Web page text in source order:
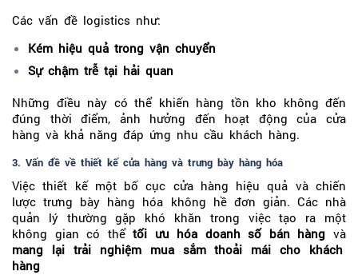
Các vấn đề logistics như:
Kém hiệu quả trong vận chuyển
Sự chậm trễ tại hải quan
Những điều này có thể khiến hàng tồn kho không đến
đúng thời điểm, ảnh hưởng đến hoạt động của cửa
hàng và khả năng đáp ứng nhu cầu khách hàng.
3. Vấn đề về thiết kế cửa hàng và trưng bày hàng hóa
Việc thiết kế một bố cục cửa hàng hiệu quả và chiến
lược trưng bày hàng hóa không hề đơn giản. Các nhà
quản lý thường gặp khó khăn trong việc tạo ra một
không gian có thểtối ưu hóa doanh số bán hàngvà
mang lại trải nghiệm mua sắm thoải mái cho khách
hàng